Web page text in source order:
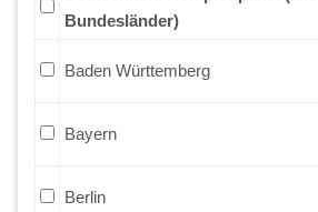
Bundesländer)
Baden Württemberg
Bayern
Berlin